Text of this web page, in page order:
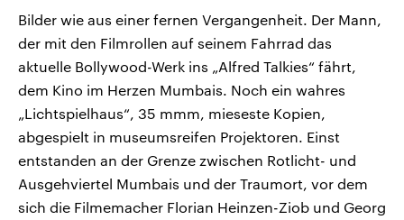
Bilder wie aus einer fernen Vergangenheit. Der Mann,
der mit den Filmrollen auf seinem Fahrrad das
aktuelle Bollywood-Werk ins „Alfred Talkies“ fährt,
dem Kino im Herzen Mumbais. Noch ein wahres
„Lichtspielhaus“, 35 mmm, mieseste Kopien,
abgespielt in museumsreifen Projektoren. Einst
entstanden an der Grenze zwischen Rotlicht- und
Ausgehviertel Mumbais und der Traumort, vor dem
sich die Filmemacher Florian Heinzen-Ziob und Georg